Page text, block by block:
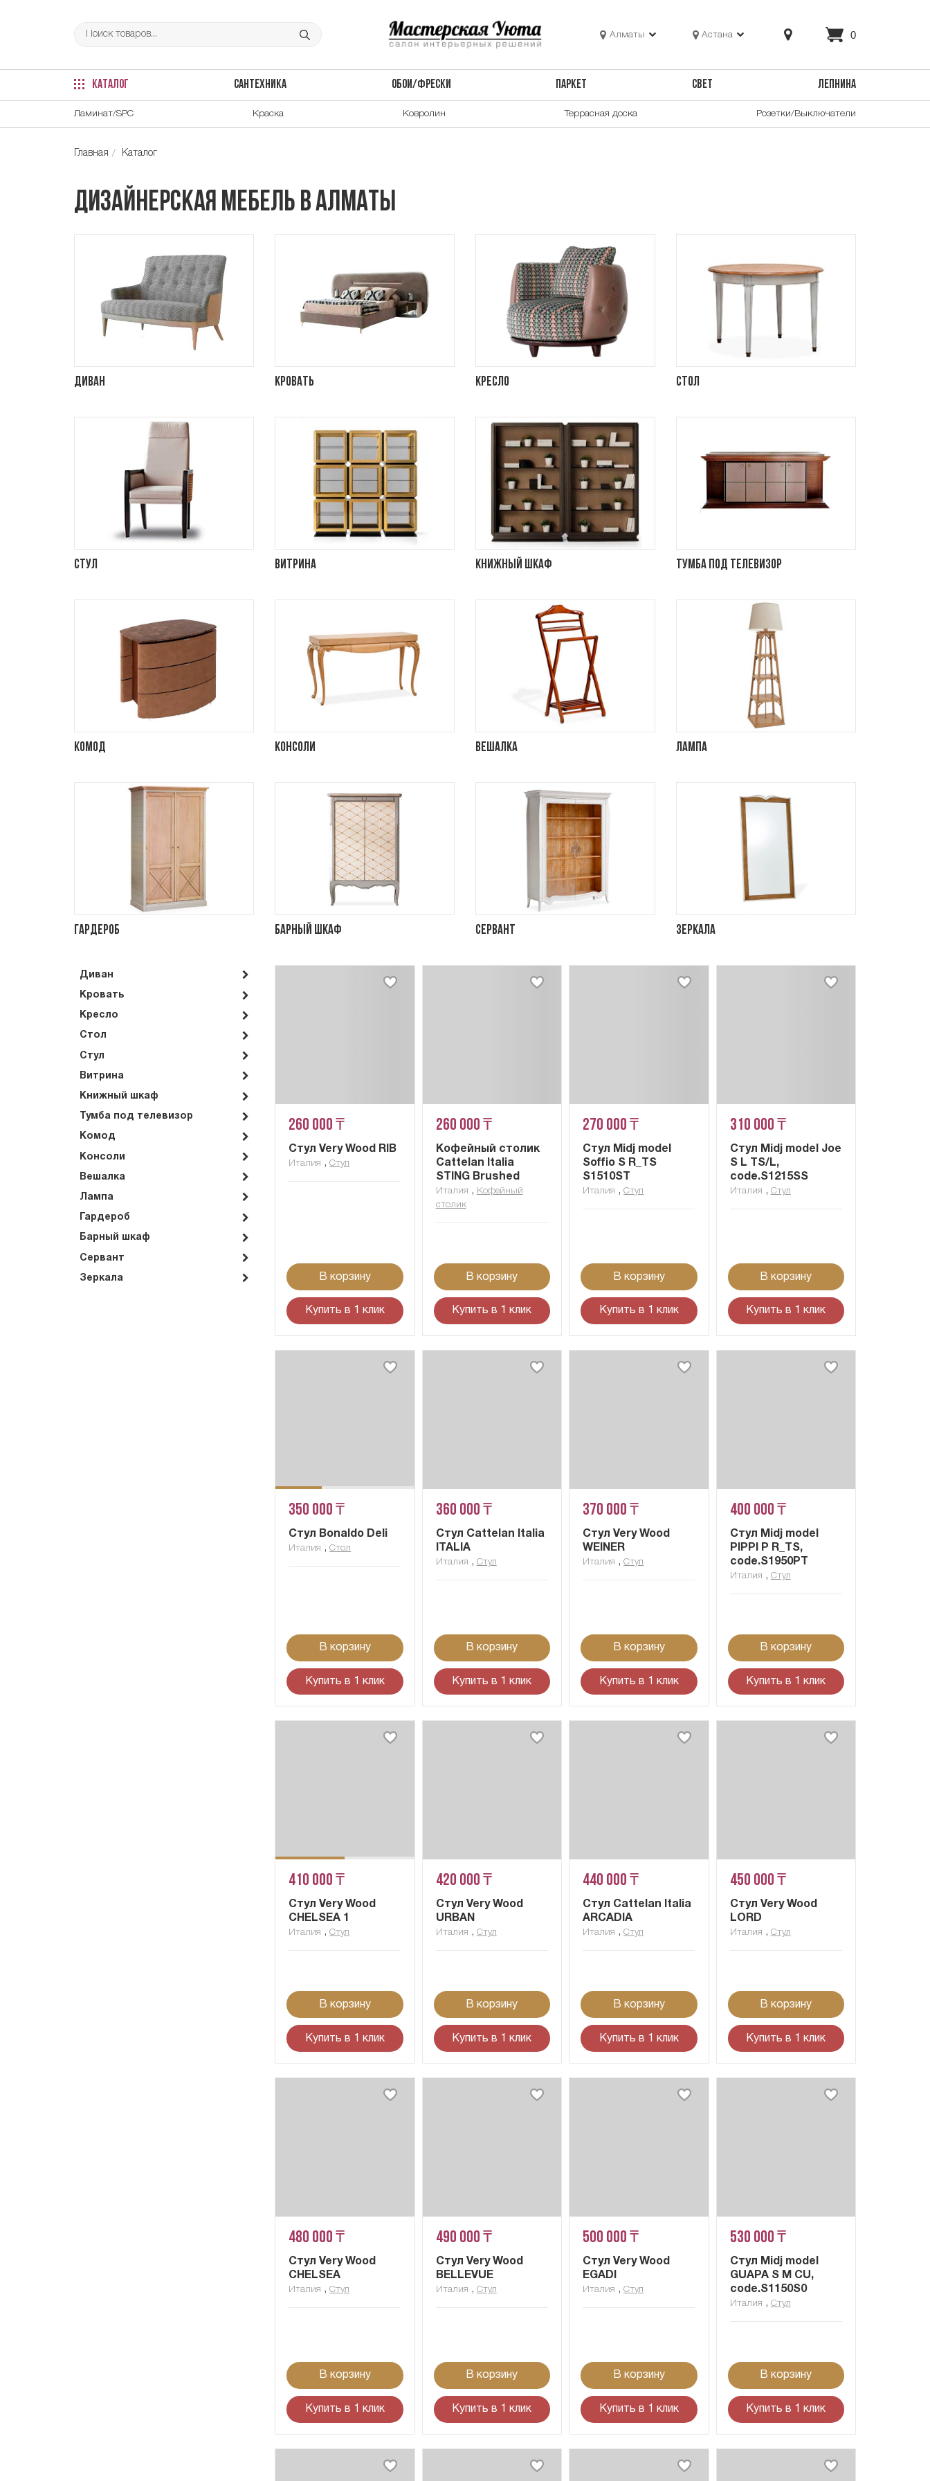
Алматы Астана 0
КАТАЛОГ САНТЕХНИКА ОБОИ/ФРЕСКИ ПАРКЕТ СВЕТ ЛЕПНИНА
Ламинат/SPC Краска Ковролин Террасная доска Розетки/Выключатели
Главная Каталог
Дизайнерская мебель в Алматы
Диван Кровать Кресло Стол
Стул Витрина Книжный шкаф Тумба под телевизор
Комод Консоли Вешалка Лампа
Гардероб Барный шкаф Сервант Зеркала
Диван
Кровать
Кресло
Стол
Стул
Витрина
Книжный шкаф
Тумба под телевизор
Комод
Консоли
Вешалка
Лампа
Гардероб
Барный шкаф
Сервант
Зеркала
260 000 ₸
Стул Very Wood RIB
Италия ,Стул
В корзину
Купить в 1 клик
260 000 ₸
Кофейный столик
Cattelan Italia
STING Brushed
Италия , Кофейный
столик
В корзину
Купить в 1 клик
270 000 ₸
Стул Midj model
Soffio S R_TS
S1510ST
Италия ,Стул
В корзину
Купить в 1 клик
310 000 ₸
Стул Midj model Joe
S L TS/L,
code.S1215SS
Италия , Стул
В корзину
Купить в 1 клик
350 000 ₸
Стул Bonaldo Deli
Италия ,Стол
В корзину
Купить в 1 клик
360 000 ₸
Стул Cattelan Italia
ITALIA
Италия , Стул
В корзину
Купить в 1 клик
370 000 ₸
Стул Very Wood
WEINER
Италия ,Стул
В корзину
Купить в 1 клик
400 000 ₸
Стул Midj model
PIPPI P R_TS,
code.S1950PT
Италия , Стул
В корзину
Купить в 1 клик
410 000 ₸
Стул Very Wood
CHELSEA 1
Италия ,Стул
В корзину
Купить в 1 клик
420 000 ₸
Стул Very Wood
URBAN
Италия , Стул
В корзину
Купить в 1 клик
440 000 ₸
Стул Cattelan Italia
ARCADIA
Италия ,Стул
В корзину
Купить в 1 клик
450 000 ₸
Стул Very Wood
LORD
Италия , Стул
В корзину
Купить в 1 клик
480 000 ₸
Стул Very Wood
CHELSEA
Италия ,Стул
В корзину
Купить в 1 клик
490 000 ₸
Стул Very Wood
BELLEVUE
Италия , Стул
В корзину
Купить в 1 клик
500 000 ₸
Стул Very Wood
EGADI
Италия ,Стул
В корзину
Купить в 1 клик
530 000 ₸
Стул Midj model
GUAPA S M CU,
code.S1150S0
Италия , Стул
В корзину
Купить в 1 клик